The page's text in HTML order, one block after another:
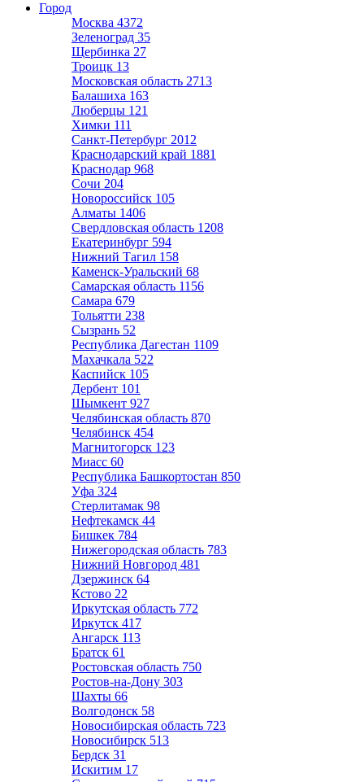
Город
Москва 4372
Зеленоград 35
Щербинка 27
Троицк 13
Московская область 2713
Балашиха 163
Люберцы 121
Химки 111
Санкт-Петербург 2012
Краснодарский край 1881
Краснодар 968
Сочи 204
Новороссийск 105
Алматы 1406
Свердловская область 1208
Екатеринбург 594
Нижний Тагил 158
Каменск-Уральский 68
Самарская область 1156
Самара 679
Тольятти 238
Сызрань 52
Республика Дагестан 1109
Махачкала 522
Каспийск 105
Дербент 101
Шымкент 927
Челябинская область 870
Челябинск 454
Магнитогорск 123
Миасс 60
Республика Башкортостан 850
Уфа 324
Стерлитамак 98
Нефтекамск 44
Бишкек 784
Нижегородская область 783
Нижний Новгород 481
Дзержинск 64
Кстово 22
Иркутская область 772
Иркутск 417
Ангарск 113
Братск 61
Ростовская область 750
Ростов-на-Дону 303
Шахты 66
Волгодонск 58
Новосибирская область 723
Новосибирск 513
Бердск 31
Искитим 17